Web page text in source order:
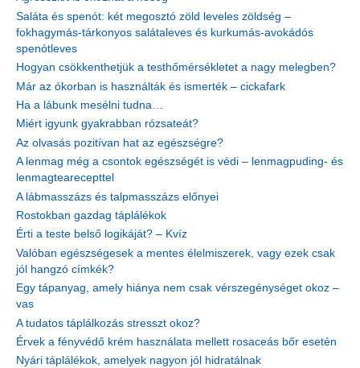
Saláta és spenót: két megosztó zöld leveles zöldség –
fokhagymás-tárkonyos salátaleves és kurkumás-avokádós
spenótleves
Hogyan csökkenthetjük a testhőmérsékletet a nagy melegben?
Már az ókorban is használták és ismerték – cickafark
Ha a lábunk mesélni tudna…
Miért igyunk gyakrabban rózsateát?
Az olvasás pozitívan hat az egészségre?
A lenmag még a csontok egészségét is védi – lenmagpuding- és
lenmagtearecepttel
A lábmasszázs és talpmasszázs előnyei
Rostokban gazdag táplálékok
Érti a teste belső logikáját? – Kvíz
Valóban egészségesek a mentes élelmiszerek, vagy ezek csak
jól hangzó címkék?
Egy tápanyag, amely hiánya nem csak vérszegénységet okoz –
vas
A tudatos táplálkozás stresszt okoz?
Érvek a fényvédő krém használata mellett rosaceás bőr esetén
Nyári táplálékok, amelyek nagyon jól hidratálnak